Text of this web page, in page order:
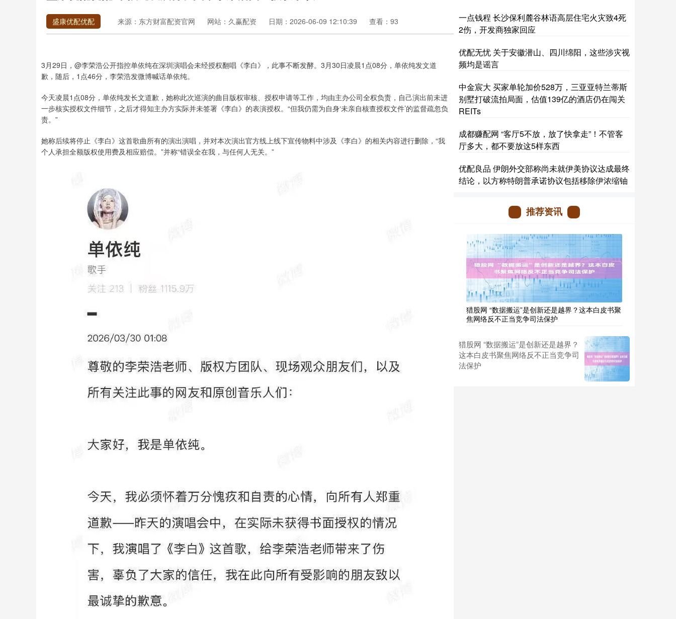
盛康优配优配 来源：东方财富配资官网 网站：久赢配资 日期：2026-06-09 12:10:39 查看：93
3月29日，@李荣浩公开指控单依纯在深圳演唱会未经授权翻唱《李白》，此事不断发酵。3月30日凌晨1点08分，单依纯发文道
歉，随后，1点46分，李荣浩发微博喊话单依纯。
今天凌晨1点08分，单依纯发长文道歉，她称此次巡演的曲目版权审核、授权申请等工作，均由主办公司全权负责，自己演出前未进
一步核实授权文件细节，之后才得知主办方实际并未签署《李白》的表演授权。“但我仍需为自身‘未亲自核查授权文件’的监督疏忽负
责。”
她称后续将停止《李白》这首歌曲所有的演出演唱，并对本次演出官方线上线下宣传物料中涉及《李白》的相关内容进行删除，“我
个人承担全额版权使用费及相应赔偿。”并称“错误全在我，与任何人无关。”
一点钱程 长沙保利麓谷林语高层住宅火灾致4死
2伤，开发商独家回应
优配无忧 关于安徽潜山、四川绵阳，这些涉灾视
频均是谣言
中金宸大 买家单轮加价528万，三亚亚特兰蒂斯
别墅打破流拍局面，估值139亿的酒店仍在闯关
REITs
成都赚配网 “客厅5不放，放了快拿走”！不管客
厅多大，都不要放这5样东西
优配良品 伊朗外交部称尚未就伊美协议达成最终
结论，以方称特朗普承诺协议包括移除伊浓缩铀
推荐资讯
猎股网 “数据搬运”是创新还是越界？这本白皮书聚
焦网络反不正当竞争司法保护
猎股网 “数据搬运”是创新还是越界？
这本白皮书聚焦网络反不正当竞争司
法保护